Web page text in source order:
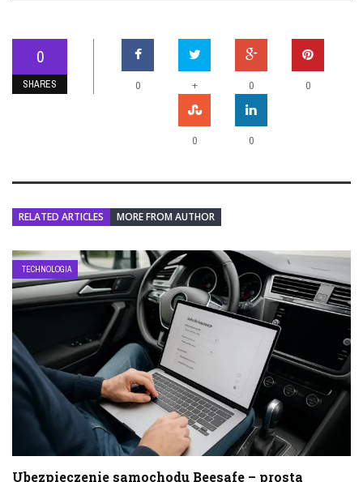
0
SHARES 0 + 0 0
0 0
RELATED ARTICLES MORE FROM AUTHOR
TECHNOLOGIA
Ubezpieczenie samochodu Beesafe – prosta